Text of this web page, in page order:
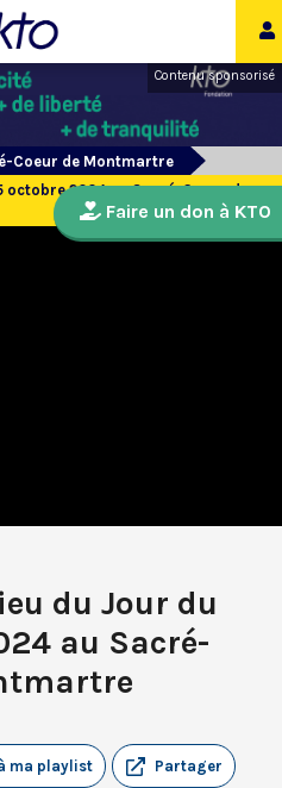
Contenu sponsorisé
Coeur de Montmartre
octobre 2024 au Sacré-Coeur de
du Jour du
au Sacré-
Partager
ma playlist
Faire un don à KTO